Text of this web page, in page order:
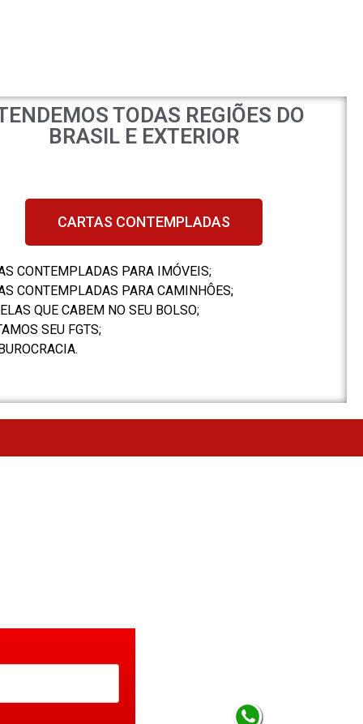
TODAS REGIÕES DO
BRASIL E EXTERIOR
CARTAS CONTEMPLADAS
CONTEMPLADAS PARA IMÓVEIS;
CONTEMPLADAS PARA CAMINHÔES;
QUE CABEM NO SEU BOLSO;
SEU FGTS;